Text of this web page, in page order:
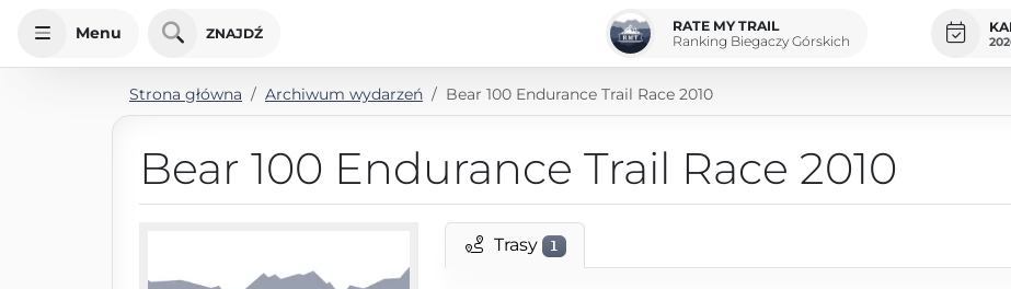
Menu ZNAJDŹ
RATE MY TRAIL
Ranking Biegaczy Górskich
Strona główna Archiwum wydarzeń Bear 100 Endurance Trail Race 2010
Bear 100 Endurance Trail Race 2010
Trasy 1